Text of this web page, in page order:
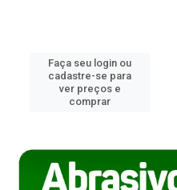
Faça seu login ou
cadastre-se para
ver preços e
comprar